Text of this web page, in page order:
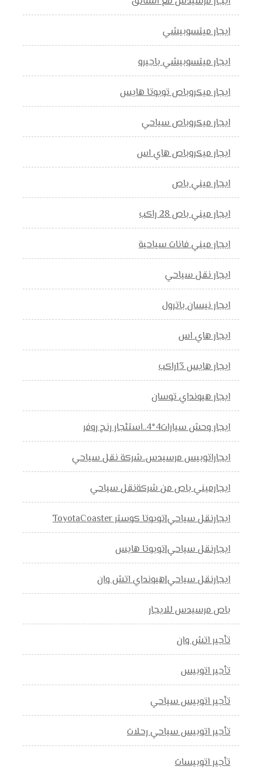
ايجار ميتسوبيشي
ايجار ميتسوبيشي باجيرو
ايجار ميكروباص تويوتا هايس
ايجار ميكروباص سياحي
ايجار ميكروباص هاي اس
ايجار ميني باص
ايجار ميني باص 28 راكب
ايجار ميني فانات سياحية
ايجار نقل سياحي
ايجار نيسان باترول
ايجار هاي اس
ايجار هايس 13راكب
ايجار هيونداي توسان
ايجار وحش سيارات4*4..استئجار رنج روفر
ايجاراتوبيس مرسيدس..شركة نقل سياحي
ايجارميني باص من شركةنقل سياحي
ايجارنقل سياحي|تويوتا كوستر ToyotaCoaster
ايجارنقل سياحي|تويوتا هايس
ايجارنقل سياحي|هيونداي اتش وان
باص مرسيدس للايجار
تأجير اتش وان
تأجير اتوبيس
تأجير اتوبيس سياحي
تأجير اتوبيس سياحي رحلات
تأجير اتوبيسات